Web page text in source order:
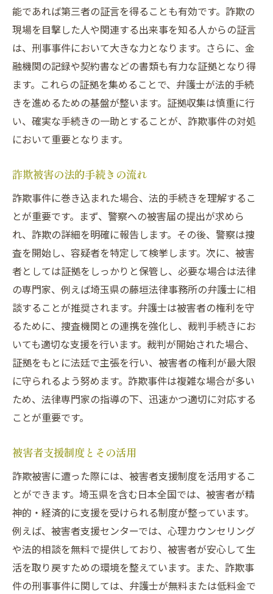
能であれば第三者の証言を得ることも有効です。詐欺の
現場を目撃した人や関連する出来事を知る人からの証言
は、刑事事件において大きな力となります。さらに、金
融機関の記録や契約書などの書類も有力な証拠となり得
ます。これらの証拠を集めることで、弁護士が法的手続
きを進めるための基盤が整います。証拠収集は慎重に行
い、確実な手続きの一助とすることが、詐欺事件の対処
において重要となります。
詐欺被害の法的手続きの流れ
詐欺事件に巻き込まれた場合、法的手続きを理解するこ
とが重要です。まず、警察への被害届の提出が求めら
れ、詐欺の詳細を明確に報告します。その後、警察は捜
査を開始し、容疑者を特定して検挙します。次に、被害
者としては証拠をしっかりと保管し、必要な場合は法律
の専門家、例えば埼玉県の藤垣法律事務所の弁護士に相
談することが推奨されます。弁護士は被害者の権利を守
るために、捜査機関との連携を強化し、裁判手続きにお
いても適切な支援を行います。裁判が開始された場合、
証拠をもとに法廷で主張を行い、被害者の権利が最大限
に守られるよう努めます。詐欺事件は複雑な場合が多い
ため、法律専門家の指導の下、迅速かつ適切に対応する
ことが重要です。
被害者支援制度とその活用
詐欺被害に遭った際には、被害者支援制度を活用するこ
とができます。埼玉県を含む日本全国では、被害者が精
神的・経済的に支援を受けられる制度が整っています。
例えば、被害者支援センターでは、心理カウンセリング
や法的相談を無料で提供しており、被害者が安心して生
活を取り戻すための環境を整えています。また、詐欺事
件の刑事事件に関しては、弁護士が無料または低料金で